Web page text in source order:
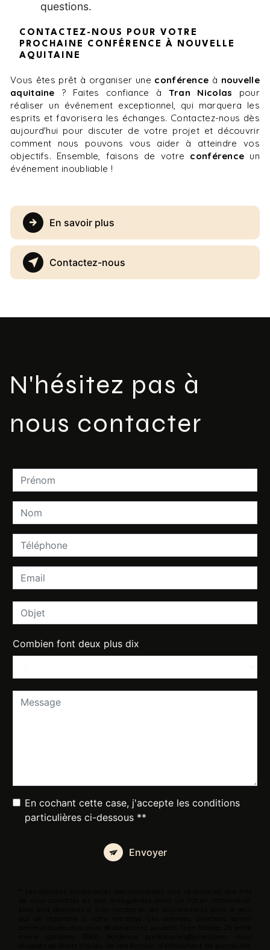
questions.
CONTACTEZ-NOUS POUR VOTRE
PROCHAINE CONFÉRENCE À NOUVELLE
AQUITAINE
Vous êtes prêt à organiser une conférence à nouvelle
aquitaine ? Faites confiance à Tran Nicolas pour
réaliser un événement exceptionnel, qui marquera les
esprits et favorisera les échanges. Contactez-nous dès
aujourd'hui pour discuter de votre projet et découvrir
comment nous pouvons vous aider à atteindre vos
objectifs. Ensemble, faisons de votre conférence un
événement inoubliable !
En savoir plus
Contactez-nous
N'hésitez pas à
nous contacter
Combien font deux plus dix
En cochant cette case, j'accepte les conditions
particulières ci-dessous **
Envoyer